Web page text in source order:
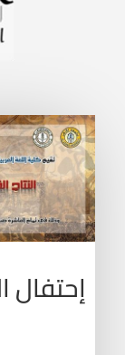
إحتفال